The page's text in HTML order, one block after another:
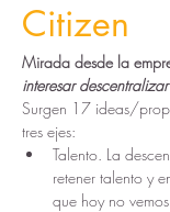
Citizen
Mirada desde la
interesar
Surgen 17 ideas/
tres ejes:
Talento. La
retener talento y
que hoy no